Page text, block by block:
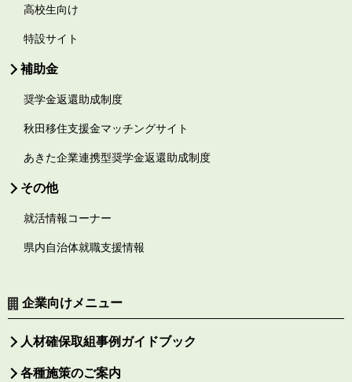
高校生向け
特設サイト
補助金
奨学金返還助成制度
秋田移住支援金マッチングサイト
あきた企業連携型奨学金返還助成制度
その他
就活情報コーナー
県内自治体就職支援情報
企業向けメニュー
人材確保取組事例ガイドブック
各種施策のご案内